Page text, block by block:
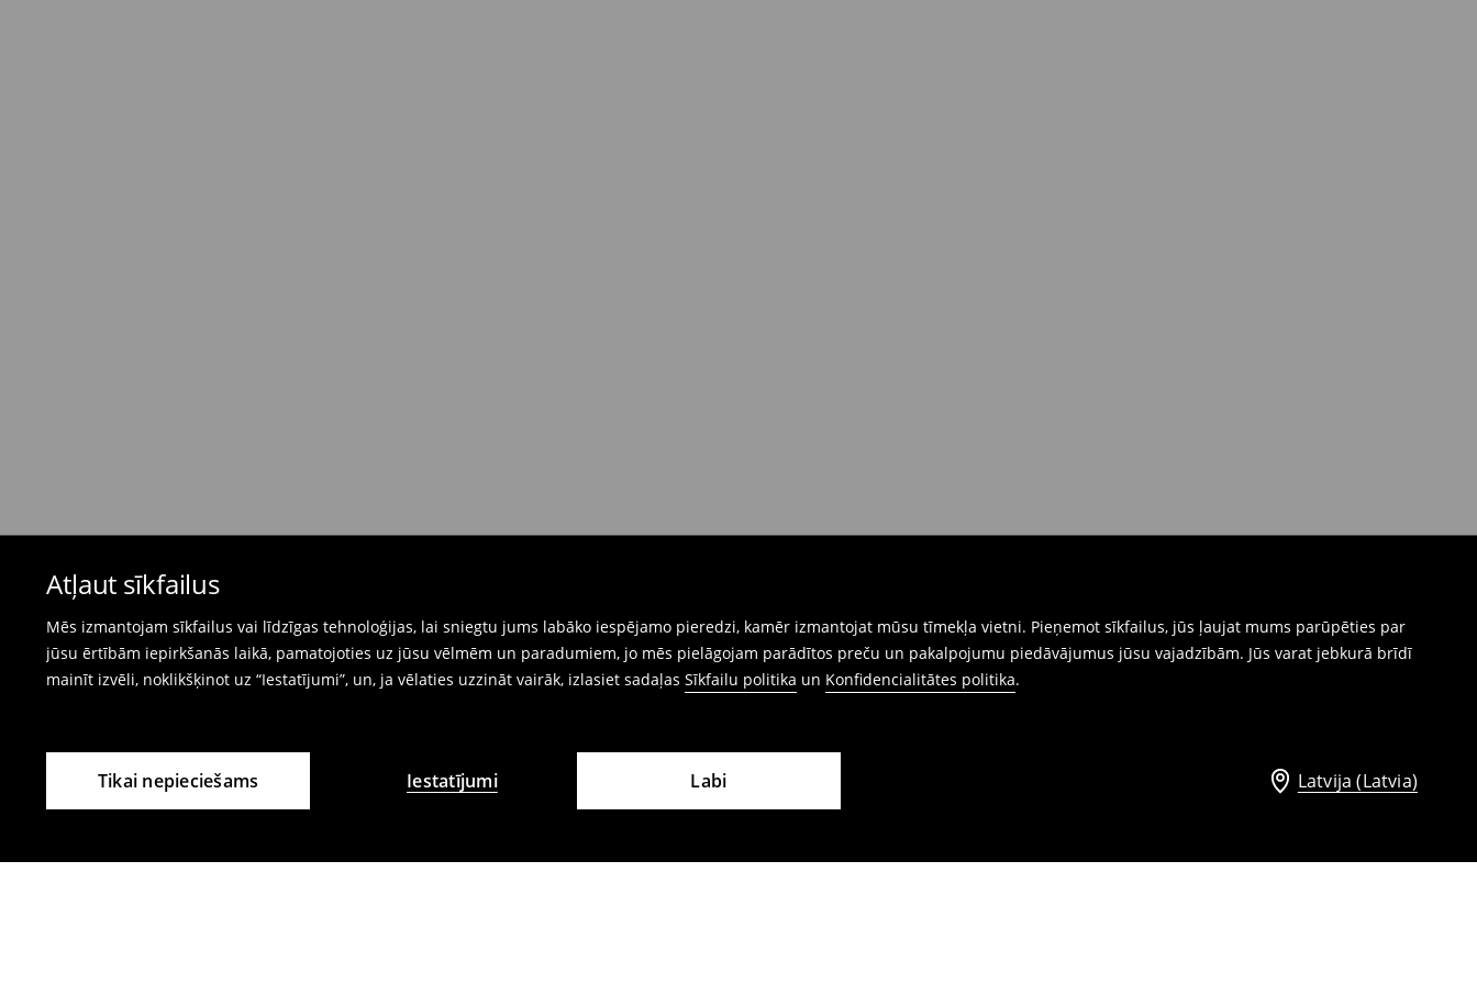
Atļaut sīkfailus
Mēs izmantojam sīkfailus vai līdzīgas tehnoloģijas, lai sniegtu jums labāko iespējamo pieredzi, kamēr izmantojat mūsu tīmekļa vietni. Pieņemot sīkfailus, jūs ļaujat mums parūpēties par
jūsu ērtībām iepirkšanās laikā, pamatojoties uz jūsu vēlmēm un paradumiem, jo mēs pielāgojam parādītos preču un pakalpojumu piedāvājumus jūsu vajadzībām. Jūs varat jebkurā brīdī
mainīt izvēli, noklikšķinot uz “Iestatījumi”, un, ja vēlaties uzzināt vairāk, izlasiet sadaļas Sīkfailu politika un Konfidencialitātes politika.
Tikai nepieciešams Iestatījumi Labi Latvija (Latvia)
preču atgriešanas veidlapu tiešsaistē.